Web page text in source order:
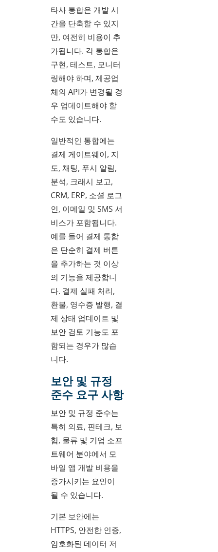
타사 통합은 개발 시
간을 단축할 수 있지
만, 여전히 비용이 추
가됩니다. 각 통합은
구현, 테스트, 모니터
링해야 하며, 제공업
체의 API가 변경될 경
우 업데이트해야 할
수도 있습니다.
일반적인 통합에는
결제 게이트웨이, 지
도, 채팅, 푸시 알림,
분석, 크래시 보고,
CRM, ERP, 소셜 로그
인, 이메일 및 SMS 서
비스가 포함됩니다.
예를 들어 결제 통합
은 단순히 결제 버튼
을 추가하는 것 이상
의 기능을 제공합니
다. 결제 실패 처리,
환불, 영수증 발행, 결
제 상태 업데이트 및
보안 검토 기능도 포
함되는 경우가 많습
니다.
보안 및 규정
준수 요구 사항
보안 및 규정 준수는
특히 의료, 핀테크, 보
험, 물류 및 기업 소프
트웨어 분야에서 모
바일 앱 개발 비용을
증가시키는 요인이
될 수 있습니다.
기본 보안에는
HTTPS, 안전한 인증,
암호화된 데이터 저